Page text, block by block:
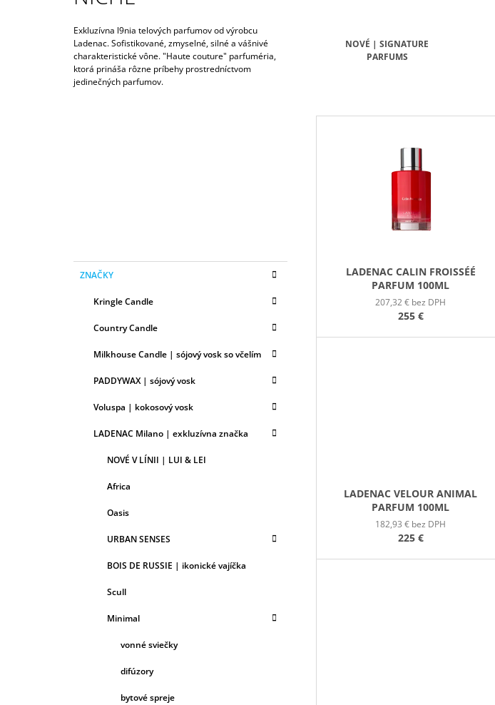
Exkluzívna l9nia telových parfumov od výrobcu
Ladenac.Sofistikované, zmyselné, silné a vášnivé
charakteristické vône."Haute couture" parfuméria,
ktorá prináša rôzne príbehy prostredníctvom
jedinečných parfumov.
kategórie
K
AZNAČKY
Kringle Candle
Country Candle
Milkhouse Candle | sójový vosk so včelím
PADDYWAX | sójový vosk
Voluspa | kokosový vosk
LADENAC Milano | exkluzívna značka
NOVÉ V LÍNII | LUI & LEI
Africa
Oasis
URBAN SENSES
BOIS DE RUSSIE | ikonické vajíčka
Scull
Minimal
vonné sviečky
difúzory
bytové spreje
NOVÉ | SIGNATURE
PARFUMS
V
LADENAC CALIN FROISSÉÉ
PARFUM 100ML
207,32 € bez DPH
255 €
LADENAC VELOUR ANIMAL
PARFUM 100ML
182,93 € bez DPH
225 €